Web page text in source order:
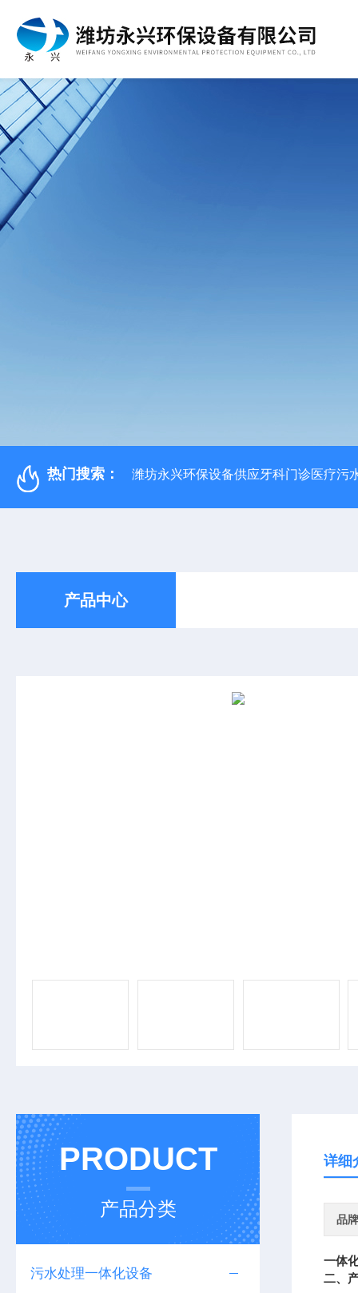
热门搜索： 潍坊永兴环保设备供应牙科门诊医疗污
产品中心
PRODUCT
产品分类
污水处理一体化设备
详细
品牌
一体
二、